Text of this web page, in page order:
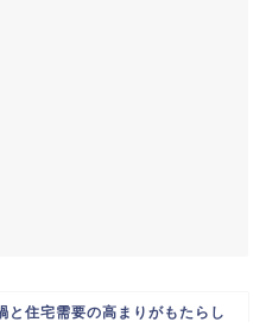
と住宅需要の高まりがもたらし